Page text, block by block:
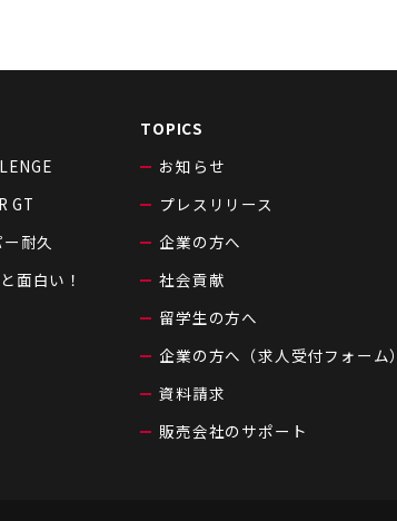
GT
耐久
面白い！
TOPICS
お知らせ
プレスリリース
企業の方へ
社会貢献
留学生の方へ
企業の方へ（求人受付フォーム）
資料請求
販売会社のサポート